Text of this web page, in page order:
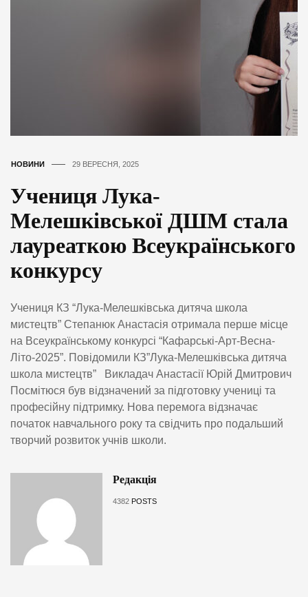
НОВИНИ 29 ВЕРЕСНЯ, 2025
Учениця Лука-
Мелешківської ДШМ стала
лауреаткою Всеукраїнського
конкурсу
Учениця КЗ “Лука-Мелешківська дитяча школа
мистецтв” Степанюк Анастасія отримала перше місце
на Всеукраїнському конкурсі “Кафарські-Арт-Весна-
Літо-2025”. Повідомили КЗ”Лука-Мелешківська дитяча
школа мистецтв” Викладач Анастасії Юрій Дмитрович
Посмітюся був відзначений за підготовку учениці та
професійну підтримку. Нова перемога відзначає
початок навчального року та свідчить про подальший
творчий розвиток учнів школи.
Редакція
4382 POSTS